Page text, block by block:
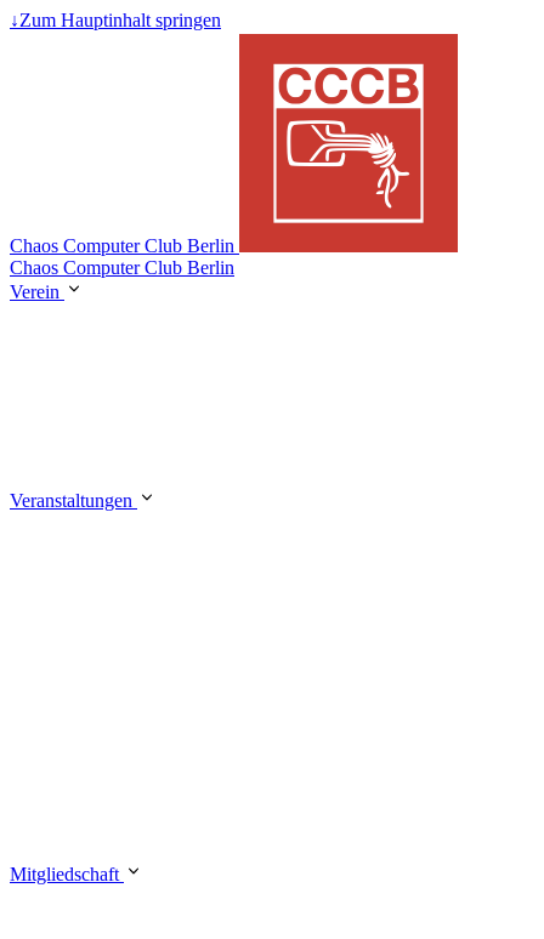
↓Zum Hauptinhalt springen
Chaos Computer Club Berlin
Chaos Computer Club Berlin
Verein
Veranstaltungen
Mitgliedschaft